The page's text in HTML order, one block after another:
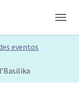
eventos